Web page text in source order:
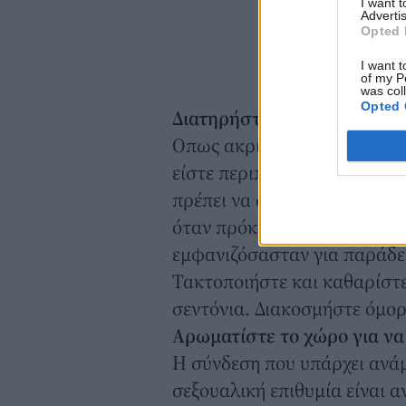
Opted
I want
of my
was
Opted
Διατηρήστε την
Οπως ακριβώς φροντίζετε
είστε περιποιημένες από
πρέπει να σκεφτείτε και
όταν πρόκειται για το
εμφανιζόσασταν για
Τακτοποιήστε και
σεντόνια. Διακοσμήστε
Αρωματίστε το χώρο για
Η σύνδεση που υπάρχει
σεξουαλική επιθυμία